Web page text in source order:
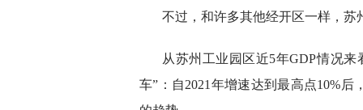
不过，和许多其他经开区一样，
从苏州工业园区近5年GDP情况
车”：自2021年增速达到最高点10%后